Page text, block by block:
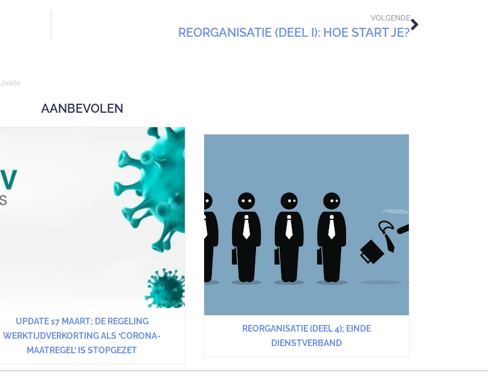
VOLGENDE
REORGANISATIE (DEEL I): HOE START JE?
ziekte
AANBEVOLEN
UPDATE 17 MAART; DE REGELING
WERKTIJDVERKORTING ALS ‘CORONA-
MAATREGEL’ IS STOPGEZET
REORGANISATIE (DEEL 4); EINDE
DIENSTVERBAND